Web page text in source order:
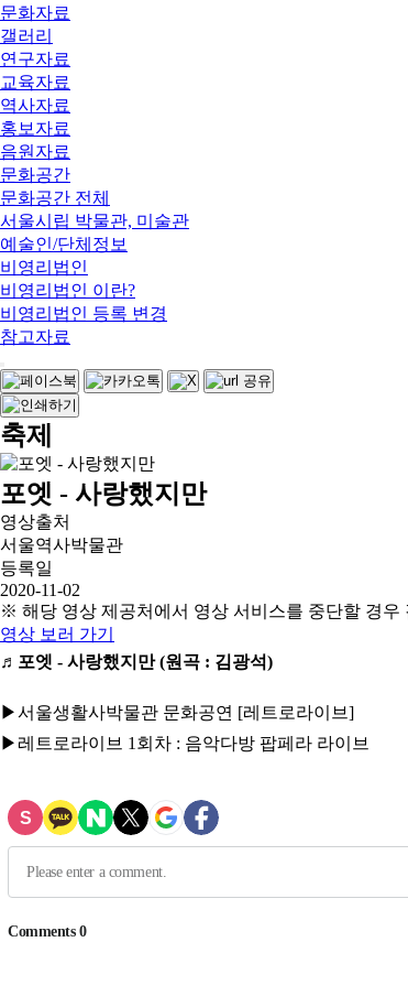
문화자료
갤러리
연구자료
교육자료
역사자료
홍보자료
음원자료
문화공간
문화공간 전체
서울시립 박물관, 미술관
예술인/단체정보
비영리법인
비영리법인 이란?
비영리법인 등록 변경
참고자료
축제
포엣 - 사랑했지만
영상출처
서울역사박물관
등록일
2020-11-02
※ 해당 영상 제공처에서 영상 서비스를 중단할 경우
영상 보러 가기
♬포엣 - 사랑했지만 (원곡 : 김광석)
▶서울생활사박물관 문화공연 [레트로라이브]
▶레트로라이브 1회차 : 음악다방 팝페라 라이브